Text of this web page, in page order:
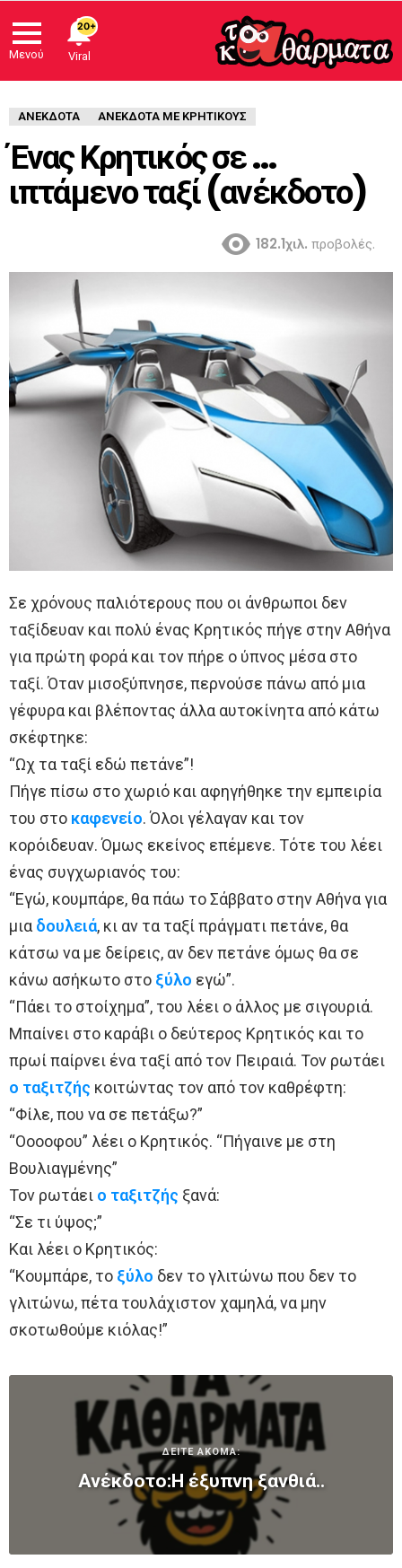
Μενού
ΑΝΈΚΔΟΤΑ ΑΝΕΚΔΟΤΑ ΜΕ ΚΡΗΤΙΚΟΥΣ
Ένας Κρητικός σε …
ιπτάμενο ταξί (ανέκδοτο)
182.1χιλ. προβολές.
Σε χρόνους παλιότερους που οι άνθρωποι δεν
ταξίδευαν και πολύ ένας Κρητικός πήγε στην Αθήνα
για πρώτη φορά και τον πήρε ο ύπνος μέσα στο
ταξί. Όταν μισοξύπνησε, περνούσε πάνω από μια
γέφυρα και βλέποντας άλλα αυτοκίνητα από κάτω
σκέφτηκε:
“Ωχ τα ταξί εδώ πετάνε”!
Πήγε πίσω στο χωριό και αφηγήθηκε την εμπειρία
του στο καφενείο. Όλοι γέλαγαν και τον
κορόιδευαν. Όμως εκείνος επέμενε. Τότε του λέει
ένας συγχωριανός του:
“Εγώ, κουμπάρε, θα πάω το Σάββατο στην Αθήνα για
μιαδουλειά, κι αν τα ταξί πράγματι πετάνε, θα
κάτσω να με δείρεις, αν δεν πετάνε όμως θα σε
κάνω ασήκωτο στο ξύλο εγώ”.
“Πάει το στοίχημα”, του λέει ο άλλος με σιγουριά.
Μπαίνει στο καράβι ο δεύτερος Κρητικός και το
πρωί παίρνει ένα ταξί από τον Πειραιά. Τον ρωτάει
ο ταξιτζής κοιτώντας τον από τον καθρέφτη:
“Φίλε, που να σε πετάξω?”
“Οοοοφου” λέει ο Κρητικός. “Πήγαινε με στη
Βουλιαγμένης”
Τον ρωτάει ο ταξιτζής ξανά:
“Σε τι ύψος;”
Και λέει ο Κρητικός:
“Κουμπάρε, το ξύλο δεν το γλιτώνω που δεν το
γλιτώνω, πέτα τουλάχιστον χαμηλά, να μην
σκοτωθούμε κιόλας!”
ΔΕΙΤΕ ΑΚΟΜΑ:
Ανέκδοτο:Η έξυπνη ξανθιά..
20+
Viral